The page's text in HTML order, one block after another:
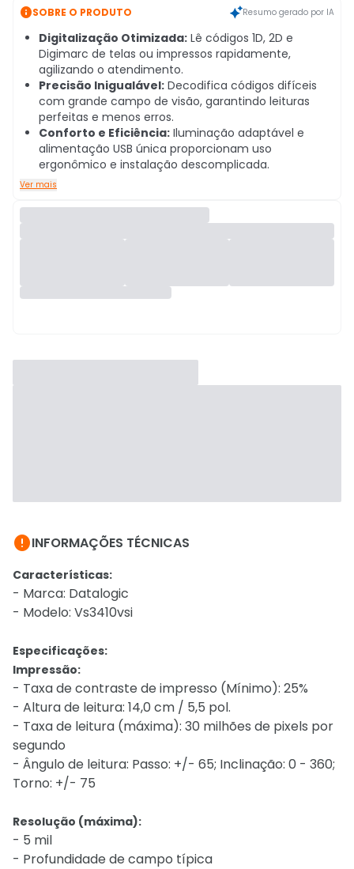
SOBRE O PRODUTO Resumo gerado por IA
Digitalização Otimizada: Lê códigos 1D, 2D e
Digimarc de telas ou impressos rapidamente,
agilizando o atendimento.
Precisão Inigualável: Decodifica códigos difíceis
com grande campo de visão, garantindo leituras
perfeitas e menos erros.
Conforto e Eficiência: Iluminação adaptável e
alimentação USB única proporcionam uso
ergonômico e instalação descomplicada.
Ver mais
INFORMAÇÕES TÉCNICAS
Características:
- Marca: Datalogic
- Modelo: Vs3410vsi
Especificações:
Impressão:
- Taxa de contraste de impresso (Mínimo): 25%
- Altura de leitura: 14,0 cm / 5,5 pol.
- Taxa de leitura (máxima): 30 milhões de pixels por
segundo
- Ângulo de leitura: Passo: +/- 65; Inclinação: 0 - 360;
Torno: +/- 75
Resolução (máxima):
- 5 mil
- Profundidade de campo típica